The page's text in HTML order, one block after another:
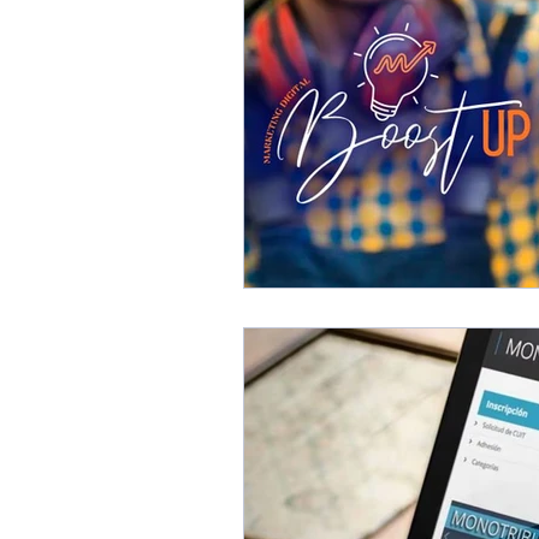
CRM, Automatización y
Recursos Humanos y